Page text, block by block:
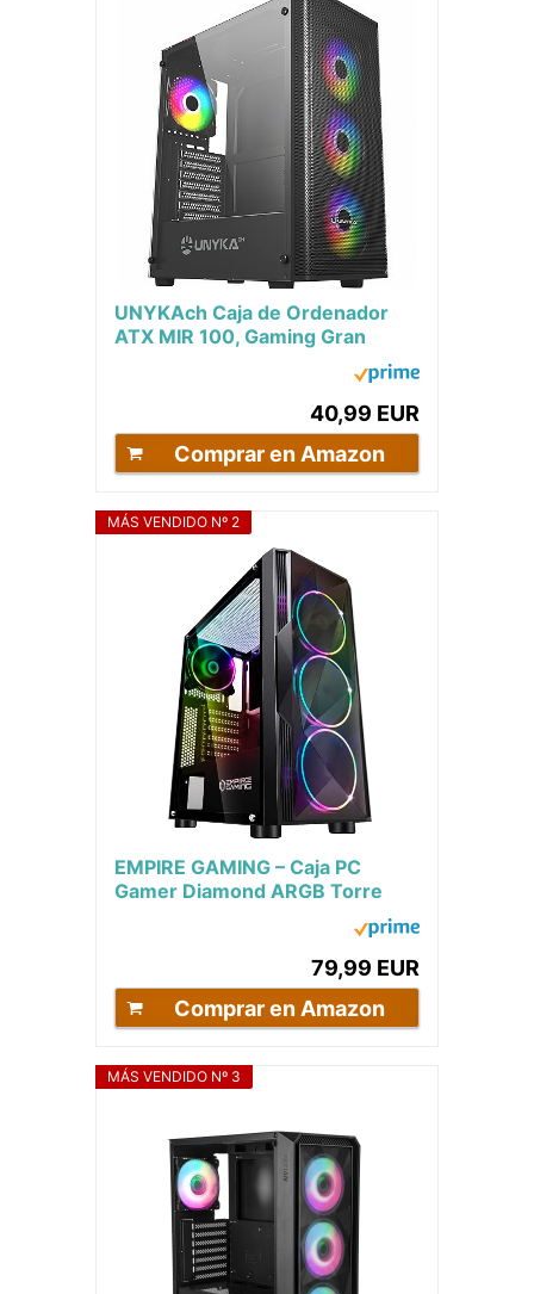
UNYKAch Caja de Ordenador
ATX MIR 100, Gaming Gran
40,99 EUR
Comprar en Amazon
MÁS VENDIDO Nº 2
EMPIRE GAMING – Caja PC
Gamer Diamond ARGB Torre
Mediana ATX – Frontal Diamante
79,99 EUR
Comprar en Amazon
MÁS VENDIDO Nº 3